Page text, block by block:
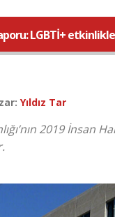
LGBTİ+
Yıldız Tar
2019 İnsan